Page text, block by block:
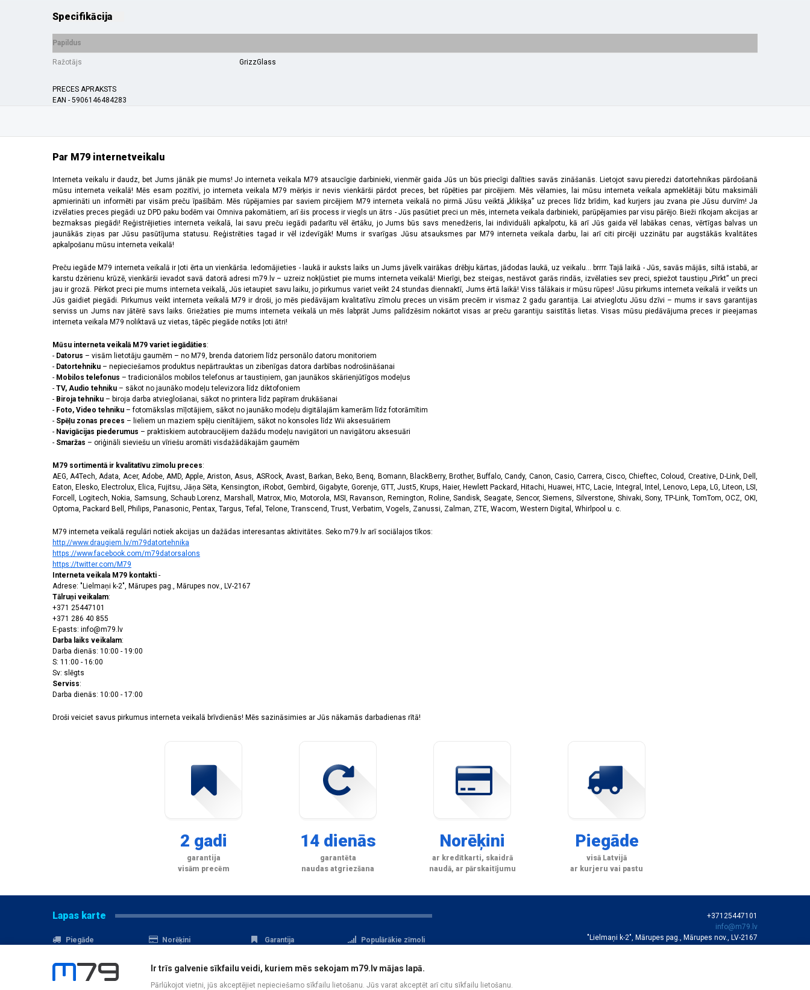
Specifikācija
Papildus
Ražotājs GrizzGlass
PRECES APRAKSTS
EAN - 5906146484283
Par M79 internetveikalu
Interneta veikalu ir daudz, bet Jums jānāk pie mums! Jo interneta veikala M79 atsaucīgie darbinieki, vienmēr gaida Jūs un būs priecīgi dalīties savās zināšanās. Lietojot savu pieredzi datortehnikas pārdošanā
mūsu interneta veikalā! Mēs esam pozitīvi, jo interneta veikala M79 mērķis ir nevis vienkārši pārdot preces, bet rūpēties par pircējiem. Mēs vēlamies, lai mūsu interneta veikala apmeklētāji būtu maksimāli
apmierināti un informēti par visām preču īpašībām. Mēs rūpējamies par saviem pircējiem M79 interneta veikalā no pirmā Jūsu veiktā „klikšķa” uz preces līdz brīdim, kad kurjers jau zvana pie Jūsu durvīm! Ja
izvēlaties preces piegādi uz DPD paku bodēm vai Omniva pakomātiem, arī šis process ir viegls un ātrs - Jūs pasūtiet preci un mēs, interneta veikala darbinieki, parūpējamies par visu pārējo. Bieži rīkojam akcijas ar
bezmaksas piegādi! Reģistrējieties interneta veikalā, lai savu preču iegādi padarītu vēl ērtāku, jo Jums būs savs menedžeris, lai individuāli apkalpotu, kā arī Jūs gaida vēl labākas cenas, vērtīgas balvas un
jaunākās ziņas par Jūsu pasūtījuma statusu. Reģistrēties tagad ir vēl izdevīgāk! Mums ir svarīgas Jūsu atsauksmes par M79 interneta veikala darbu, lai arī citi pircēji uzzinātu par augstākās kvalitātes
apkalpošanu mūsu interneta veikalā!
Preču iegāde M79 interneta veikalā ir ļoti ērta un vienkārša. Iedomājieties - laukā ir auksts laiks un Jums jāvelk vairākas drēbju kārtas, jādodas laukā, uz veikalu... brrrr. Tajā laikā - Jūs, savās mājās, siltā istabā, ar
karstu dzērienu krūzē, vienkārši ievadot savā datorā adresi m79.lv – uzreiz nokļūstiet pie mums interneta veikalā! Mierīgi, bez steigas, nestāvot garās rindās, izvēlaties sev preci, spiežot taustiņu „Pirkt” un preci
jau ir grozā. Pērkot preci pie mums interneta veikalā, Jūs ietaupiet savu laiku, jo pirkumus variet veikt 24 stundas diennaktī, Jums ērtā laikā! Viss tālākais ir mūsu rūpes! Jūsu pirkums interneta veikalā ir veikts un
Jūs gaidiet piegādi. Pirkumus veikt interneta veikalā M79 ir droši, jo mēs piedāvājam kvalitatīvu zīmolu preces un visām precēm ir vismaz 2 gadu garantija. Lai atvieglotu Jūsu dzīvi – mums ir savs garantijas
serviss un Jums nav jātērē savs laiks. Griežaties pie mums interneta veikalā un mēs labprāt Jums palīdzēsim nokārtot visas ar preču garantiju saistītās lietas. Visas mūsu piedāvājuma preces ir pieejamas
interneta veikala M79 noliktavā uz vietas, tāpēc piegāde notiks ļoti ātri!
Mūsu interneta veikalā M79 variet iegādāties:
- Datorus – visām lietotāju gaumēm – no M79, brenda datoriem līdz personālo datoru monitoriem
- Datortehniku – nepieciešamos produktus nepārtrauktas un zibenīgas datora darbības nodrošināšanai
- Mobilos telefonus – tradicionālos mobilos telefonus ar taustiņiem, gan jaunākos skārienjūtīgos modeļus
- TV, Audio tehniku – sākot no jaunāko modeļu televizora līdz diktofoniem
- Biroja tehniku – biroja darba atvieglošanai, sākot no printera līdz papīram drukāšanai
- Foto, Video tehniku – fotomākslas mīļotājiem, sākot no jaunāko modeļu digitālajām kamerām līdz fotorāmītim
- Spēļu zonas preces – lieliem un maziem spēļu cienītājiem, sākot no konsoles līdz Wii aksesuāriem
- Navigācijas piederumus – praktiskiem autobraucējiem dažādu modeļu navigātori un navigātoru aksesuāri
- Smaržas – oriģināli sieviešu un vīriešu aromāti visdažādākajām gaumēm
M79 sortimentā ir kvalitatīvu zīmolu preces:
AEG, A4Tech, Adata, Acer, Adobe, AMD, Apple, Ariston, Asus, ASRock, Avast, Barkan, Beko, Benq, Bomann, BlackBerry, Brother, Buffalo, Candy, Canon, Casio, Carrera, Cisco, Chieftec, Coloud, Creative, D-Link, Dell,
Eaton, Elesko, Electrolux, Elica, Fujitsu, Jāņa Sēta, Kensington, iRobot, Gembird, Gigabyte, Gorenje, GTT, Just5, Krups, Haier, Hewlett Packard, Hitachi, Huawei, HTC, Lacie, Integral, Intel, Lenovo, Lepa, LG, Liteon, LSI,
Forcell, Logitech, Nokia, Samsung, Schaub Lorenz, Marshall, Matrox, Mio, Motorola, MSI, Ravanson, Remington, Roline, Sandisk, Seagate, Sencor, Siemens, Silverstone, Shivaki, Sony, TP-Link, TomTom, OCZ, OKI,
Optoma, Packard Bell, Philips, Panasonic, Pentax, Targus, Tefal, Telone, Transcend, Trust, Verbatim, Vogels, Zanussi, Zalman, ZTE, Wacom, Western Digital, Whirlpool u. c.
M79 interneta veikalā regulāri notiek akcijas un dažādas interesantas aktivitātes. Seko m79.lv arī sociālajos tīkos:
http://www.draugiem.lv/m79datortehnika
https://www.facebook.com/m79datorsalons
https://twitter.com/M79
Interneta veikala M79 kontakti -
Adrese: "Lielmaņi k-2", Mārupes pag., Mārupes nov., LV-2167
Tālruņi veikalam:
+371 25447101
+371 286 40 855
E-pasts: info@m79.lv
Darba laiks veikalam:
Darba dienās: 10:00 - 19:00
S: 11:00 - 16:00
Sv: slēgts
Serviss:
Darba dienās: 10:00 - 17:00
Droši veiciet savus pirkumus interneta veikalā brīvdienās! Mēs sazināsimies ar Jūs nākamās darbadienas rītā!
2 gadi
garantija
visām precēm
14 dienās
garantēta
naudas atgriezšana
Norēķini
ar kredītkarti, skaidrā
naudā, ar pārskaitījumu
Piegāde
visā Latvijā
ar kurjeru vai pastu
Lapas karte
Piegāde
Norēķini
Akcijas
Serviss
Garantija
Populārākie zīmoli
Datu aizsardzība
Reģistrācija
+37125447101
info@m79.lv
"Lielmaņi k-2", Mārupes pag., Mārupes nov., LV-2167
Ir trīs galvenie sīkfailu veidi, kuriem mēs sekojam m79.lv mājas lapā.
Pārlūkojot vietni, jūs akceptējiet nepieciešamo sīkfailu lietošanu. Jūs varat akceptēt arī citu sīkfailu lietošanu.